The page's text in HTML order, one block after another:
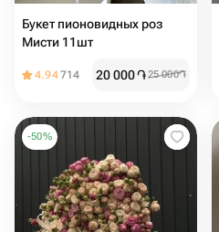
Букет пионовидных роз
Мисти 11шт
4.94714 20 000֏25 000֏
-50%